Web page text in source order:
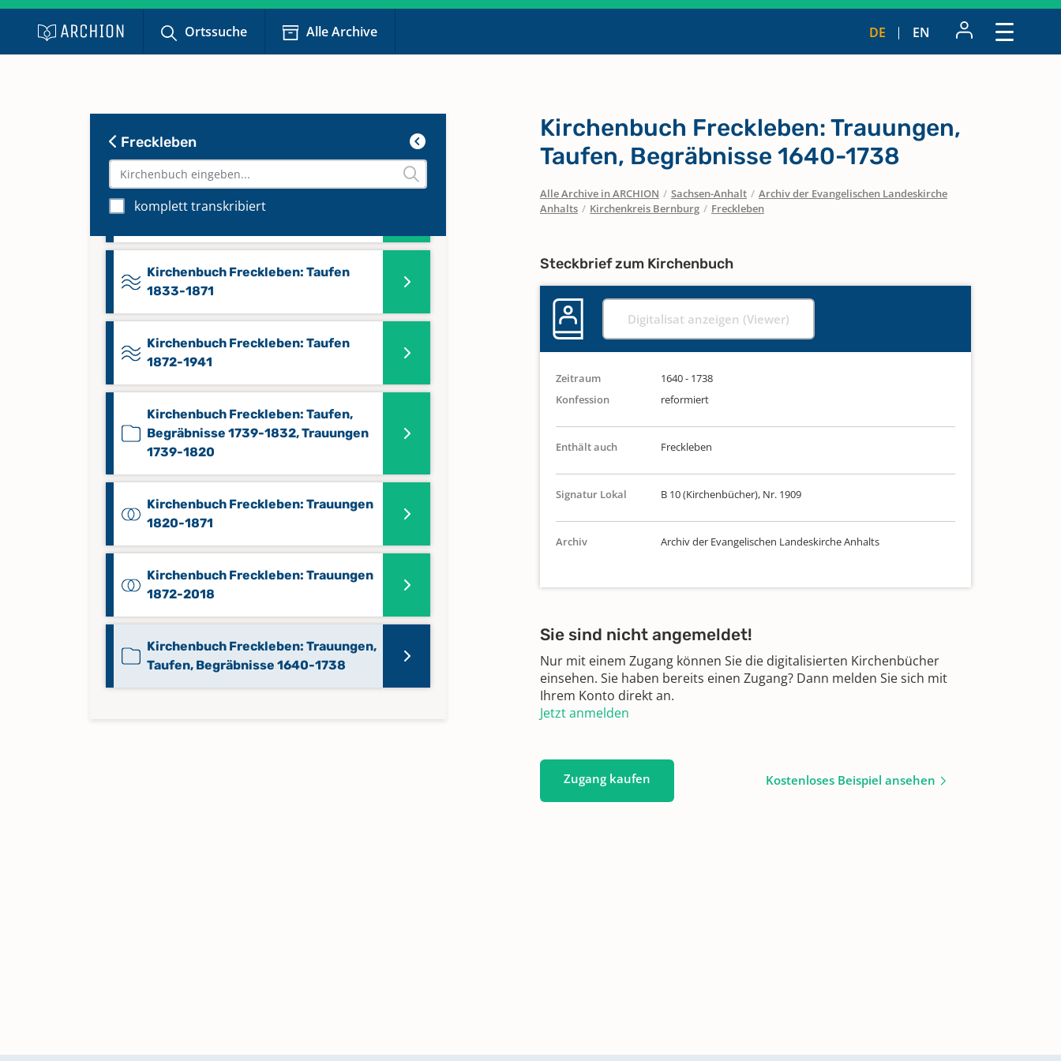
Ortssuche Alle Archive DE EN
Freckleben
komplett transkribiert
Konfirmationen 1857-1885
Konfirmationen 1886-1986
Kirchenbuch Freckleben: Taufen
1607-1636, Begräbnisse 1606-1636,
Kirchenbuch Freckleben: Taufen
1833-1871
Kirchenbuch Freckleben: Taufen
1872-1941
Kirchenbuch Freckleben: Taufen,
Begräbnisse 1739-1832, Trauungen
1739-1820
Kirchenbuch Freckleben: Trauungen
1820-1871
Kirchenbuch Freckleben: Trauungen
1872-2018
Kirchenbuch Freckleben: Trauungen,
Taufen, Begräbnisse 1640-1738
Kirchenbuch Freckleben: Trauungen,
Taufen, Begräbnisse 1640-1738
Alle Archive in ARCHION / Sachsen-Anhalt / Archiv der Evangelischen Landeskirche
Anhalts / Kirchenkreis Bernburg / Freckleben
Steckbrief zum Kirchenbuch
Digitalisat anzeigen (Viewer)
Zeitraum
1640 - 1738
Konfession
reformiert
Enthält auch Freckleben
Signatur Lokal B 10 (Kirchenbücher), Nr. 1909
Archiv Archiv der Evangelischen Landeskirche Anhalts
Sie sind nicht angemeldet!
Nur mit einem Zugang können Sie die digitalisierten Kirchenbücher
einsehen. Sie haben bereits einen Zugang? Dann melden Sie sich mit
Ihrem Konto direkt an.
Jetzt anmelden
Zugang kaufen Kostenloses Beispiel ansehen